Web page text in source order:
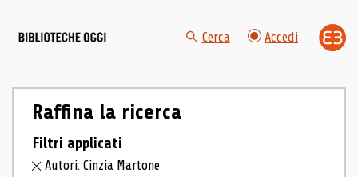
Cerca Accedi
Raffina la ricerca
Filtri applicati
Autori: Cinzia Martone